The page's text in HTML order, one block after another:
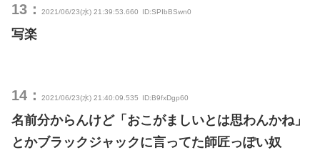
13： 2021/06/23(水) 21:39:53.660 ID:SPIbBSwn0
写楽
14： 2021/06/23(水) 21:40:09.535 ID:B9fxDgp60
名前分からんけど「おこがましいとは思わんかね」
とかブラックジャックに言ってた師匠っぽい奴